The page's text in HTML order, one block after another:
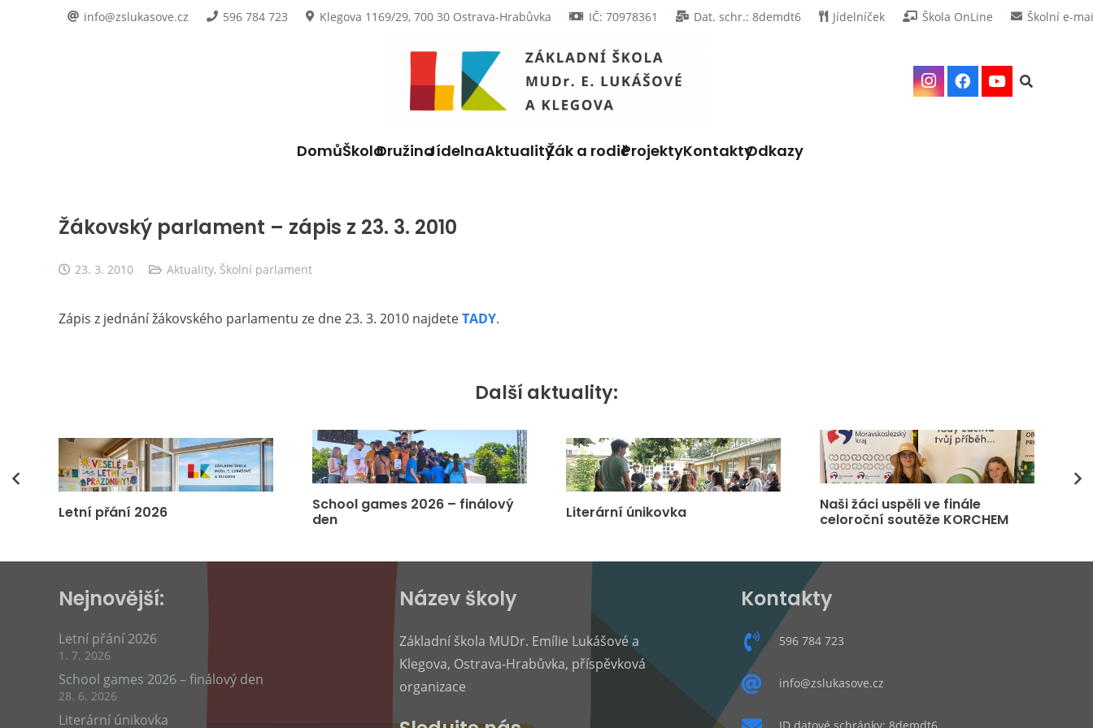
info@zslukasove.cz 596 784 723 Klegova 1169/29, 700 30 Ostrava-Hrabůvka IČ: 70978361 Dat. schr.: 8demdt6 Jídelníček Škola OnLine Školní e-
DomůŠkolaDružinaJídelnaAktualityŽák a rodičProjektyKontaktyOdkazy
Žákovský parlament – zápis z 23. 3. 2010
23. 3. 2010 Aktuality, Školní parlament
Zápis z jednání žákovského parlamentu ze dne 23. 3. 2010 najdeteTADY.
Další aktuality:
Letní přání 2026
School games 2026 – finálový
den
Literární únikovka
Naši žáci uspěli ve finále
celoroční soutěže KORCHEM
Nejnovější:
Letní přání 2026
1. 7. 2026
School games 2026 – finálový den
28. 6. 2026
Literární únikovka
Název školy
Základní škola MUDr. Emílie Lukášové a
Klegova, Ostrava-Hrabůvka, příspěvková
organizace
Kontakty
596 784 723
info@zslukasove.cz